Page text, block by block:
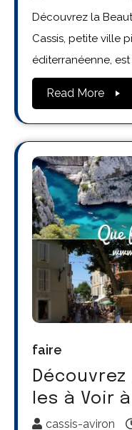
Découvrez la
Cassis, petite ville
éditerranéenne, est
Read More
faire
les à Voir
cassis-aviron